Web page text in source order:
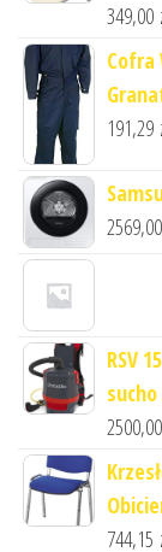
349,00
Cofra
191,29
2569,00
RSV
2500,00
744,15